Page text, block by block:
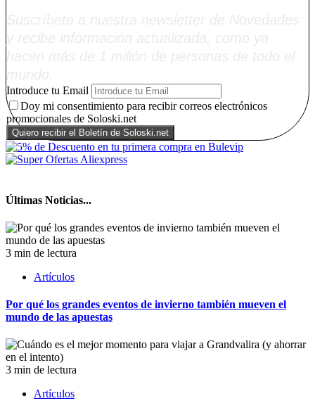
Introduce tu Email
Doy mi consentimiento para recibir correos electrónicos
promocionales de Soloski.net
Últimas Noticias...
3 min de lectura
Artículos
Por qué los grandes eventos de invierno también mueven el
mundo de las apuestas
3 min de lectura
Artículos